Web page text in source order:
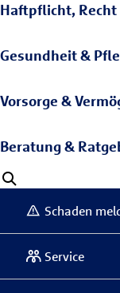
Haftpflicht, Recht
Gesundheit &
Vorsorge &
Beratung &
Schaden
Service